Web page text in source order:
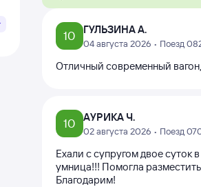
10 ГУЛЬЗИНА А.
04 августа 2026 • Поезд
Отличный современный
10 АУРИКА Ч.
02 августа 2026 • Поезд
Ехали с супругом двое суток
умница!!! Помогла
Благодарим!